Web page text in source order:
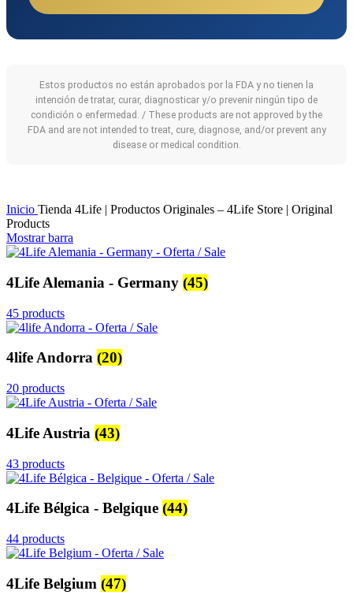
Estos productos no están aprobados por la FDA y no tienen la
intención de tratar, curar, diagnosticar y/o prevenir ningún tipo de
condición o enfermedad. / These products are not approved by the
FDA and are not intended to treat, cure, diagnose, and/or prevent any
disease or medical condition.
Inicio Tienda 4Life | Productos Originales – 4Life Store | Original
Products
Mostrar barra
4Life Alemania - Germany (45)
45 products
4life Andorra (20)
20 products
4Life Austria (43)
43 products
4Life Bélgica - Belgique (44)
44 products
4Life Belgium (47)